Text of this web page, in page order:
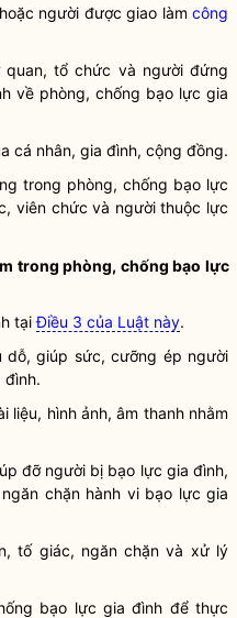
người được giao làmcông
tổ chức và người đứng
về phòng, chống bạo lực gia
cá nhân, gia đình, cộng đồng.
trong phòng, chống bạo lực
viên chức và người thuộc lực
trong phòng, chốngbạo lực
tạiĐiều 3 của Luật này.
dỗ, giúp sức,cưỡng ép người
đình.
liệu, hình ảnh, âm thanh nhằm
đỡ người bị bạo lực gia đình,
chặn hành vi bạo lực gia
tố giác, ngăn chặn và xử lý
bạo lực gia đình để thực